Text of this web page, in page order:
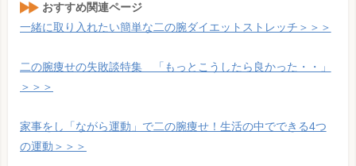
おすすめ関連ページ
一緒に取り入れたい簡単な二の腕ダイエットストレッチ＞＞＞
二の腕痩せの失敗談特集 「もっとこうしたら良かった・・」
＞＞＞
家事をし「ながら運動」で二の腕痩せ！生活の中でできる4つ
の運動＞＞＞